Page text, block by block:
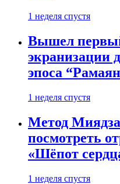
1 неделя спустя
Вышел
экранизации
эпоса
1 неделя спустя
Метод
посмотреть
«Шёпот
1 неделя спустя